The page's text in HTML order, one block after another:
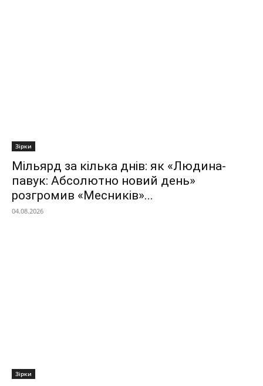
Зірки
Мільярд за кілька днів: як «Людина-
павук: Абсолютно новий день»
розгромив «Месників»...
04.08.2026
Зірки